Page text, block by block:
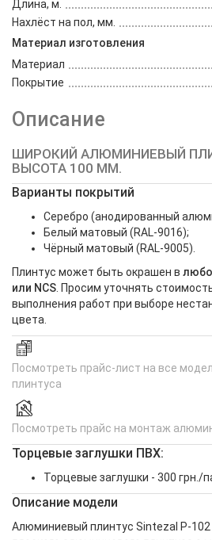
Длина, м.
Нахлёст на пол, мм.
Материал изготовления
Материал
Покрытие
Описание
ШИРОКИЙ АЛЮМИНИЕВЫЙ
ВЫСОТА 100 ММ.
Варианты покрытий
Серебро (анодированный
Белый матовый (RAL-9016);
Чёрный матовый (RAL-9005).
Плинтус может быть окрашен в
или NCS . Просим уточнять
выполнения работ при выборе
цвета.
Посмотреть прайс-лист на все
плинтуса
Посмотреть прайс на монтаж
Торцевые заглушки ПВХ:
Торцевые заглушки - 300 грн./
Описание модели
Алюминиевый плинтус Sintezal P-